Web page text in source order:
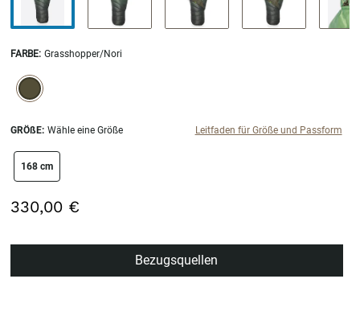
FARBE: Grasshopper/Nori
SELECTION WILL REFRESH THE PAGE WITH NEW RESULTS.
selected
GRÖßE: Wähle eine Größe Leitfaden für Größe und Passform
size swatch
168 cm
330,00 €
Bezugsquellen